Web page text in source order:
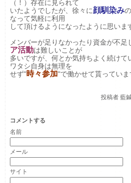
（！）存在に見られて
いたようでしたが、徐々に顔馴染み
なって気軽に利用
して頂けるようになったように思いま
メンバーが足りなかったり 資金が不足
ア活動は難しいことが
多いですが、何とか気持ちよく続けて
ワタシ自身は無理を
せず"時々参加"で働かせて貰っていま
投稿者 藍
コメントする
名前
メール
サイト